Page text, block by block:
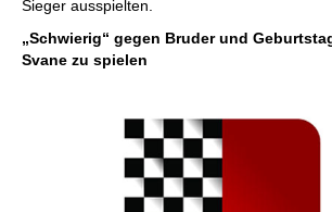
Sieger ausspielten.
„Schwierig“ gegen Bruder und
Svane zu spielen